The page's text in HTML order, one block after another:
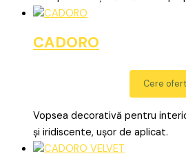
CADORO
Cere
Vopsea decorativă pentru
și iridiscente, ușor de aplicat.